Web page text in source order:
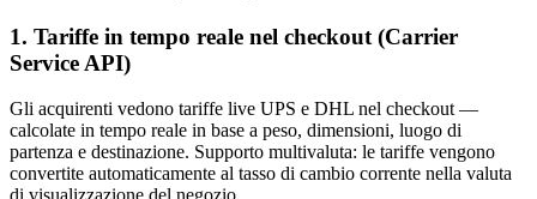
1. Tariffe in tempo reale nel checkout (Carrier
Service API)
Gli acquirenti vedono tariffe live UPS e DHL nel checkout —
calcolate in tempo reale in base a peso, dimensioni, luogo di
partenza e destinazione. Supporto multivaluta: le tariffe vengono
convertite automaticamente al tasso di cambio corrente nella valuta